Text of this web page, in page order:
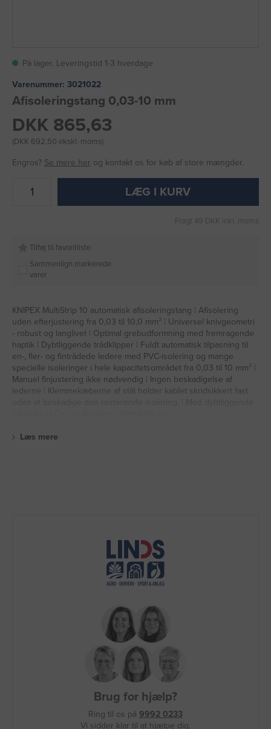
På lager. Leveringstid 1-3 hverdage
Varenummer: 3021022
Afisoleringstang 0,03-10 mm
DKK 865,63
(DKK 692,50 ekskl. moms)
Engros? Se mere her og kontakt os for køb af store mængder.
LÆG I KURV
Fragt 49 DKK inkl. moms
Tilføj til favoritliste
Sammenlign markerede
varer
KNIPEX MultiStrip 10 automatisk afisoleringstang ¦ Afisolering
uden efterjustering fra 0,03 til 10,0 mm² ¦ Universel knivgeometri
- robust og langlivet ¦ Optimal grebudformning med fremragende
haptik ¦ Dybtliggende trådklipper ¦ Fuldt automatisk tilpasning til
en-, fler- og fintrådede ledere med PVC-isolering og mange
specielle isoleringer i hele kapacitetsområdet fra 0,03 til 10 mm² ¦
Manuel finjustering ikke nødvendig ¦ Ingen beskadigelse af
lederne ¦ Klemmekæberne af stål holder kablet skridsikkert fast
Læs mere
Brug for hjælp?
Ring til os på 9992 0233
Vi sidder klar til at hjælpe dig.